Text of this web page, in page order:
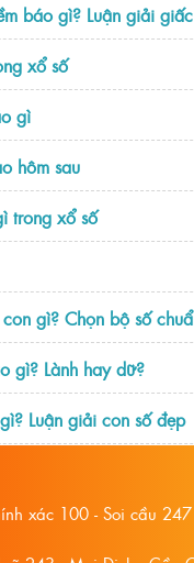
báo gì? Luận giải
xổ số
gì
hôm sau
trong xổ số
gì? Chọn bộ số
gì? Lành hay dữ?
Luận giải con số đẹp
xác 100 - Soi cầu